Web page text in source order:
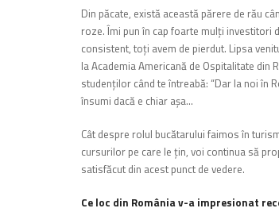
Din păcate, există această părere de rău
roze. Îmi pun în cap foarte mulţi investitori
consistent, toţi avem de pierdut. Lipsa
la Academia Americană de Ospitalitate din
studenţilor când te întreabă: “Dar la noiîn
însumi dacă e chiar aşa…
Cât despre rolul bucătarului faimos în
cursurilor pe care le ţin, voi continua să
satisfăcut din acest punct de vedere.
Ce loc din România v-a impresionat